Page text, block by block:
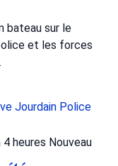
bateau sur le
et les forces
Jourdain Police
4 heures Nouveau